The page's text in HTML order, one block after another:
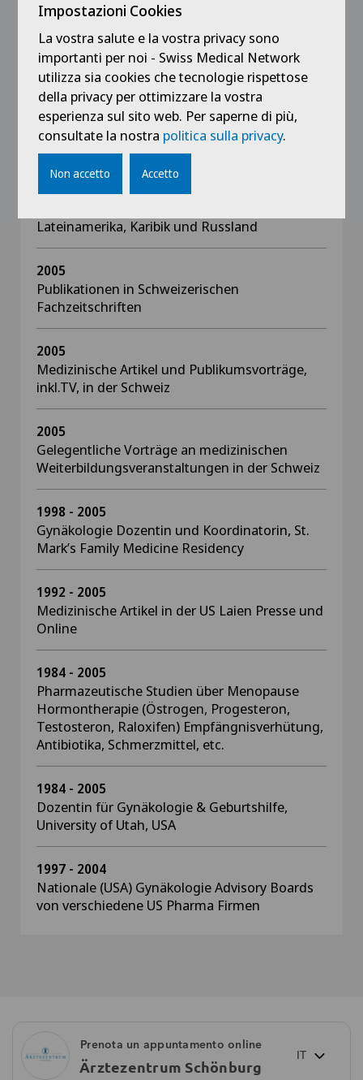
Prüfung in Gynäkologie & Geburtshilfe
2009 - 2008
Mitglied der Qualität Sicherung Kommission
der Schweizerischen Gesellschaft für
Gynäkologie & Geburtshilfe
1985 - 2007
Regelmässige Vorlesungen über Gynäkologie
und Menopause für Ärztefortbildungen und
Lateinamerika, Karibik und Russland
2005
Publikationen in Schweizerischen
Fachzeitschriften
2005
Medizinische Artikel und Publikumsvorträge,
inkl.TV, in der Schweiz
2005
Gelegentliche Vorträge an medizinischen
Weiterbildungsveranstaltungen in der Schweiz
1998 - 2005
Gynäkologie Dozentin und Koordinatorin, St.
Mark’s Family Medicine Residency
1992 - 2005
Medizinische Artikel in der US Laien Presse und
Online
1984 - 2005
Pharmazeutische Studien über Menopause
Hormontherapie (Östrogen, Progesteron,
Testosteron, Raloxifen) Empfängnisverhütung,
Antibiotika, Schmerzmittel, etc.
1984 - 2005
Dozentin für Gynäkologie & Geburtshilfe,
University of Utah, USA
1997 - 2004
Nationale (USA) Gynäkologie Advisory Boards
von verschiedene US Pharma Firmen
Impostazioni Cookies
La vostra salute e la vostra privacy sono
importanti per noi - Swiss Medical Network
utilizza sia cookies che tecnologie rispettose
della privacy per ottimizzare la vostra
esperienza sul sito web. Per saperne di più,
consultate la nostra politica sulla privacy.
Non accetto Accetto